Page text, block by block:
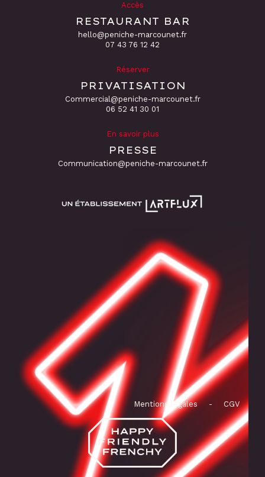
Accès
RESTAURANT BAR
hello@peniche-marcounet.fr
‭07 43 76 12 42
Réserver
PRIVATISATION
Commercial@peniche-marcounet.fr
06 52 41 30 01
En savoir plus
PRESSE
Communication@peniche-marcounet.fr
Mentions légales - CGV